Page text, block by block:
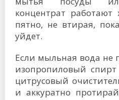
концентрат
пятно, не втирая,
уйдет.
Если мыльная вода не
изопропиловый
цитрусовый
и аккуратно